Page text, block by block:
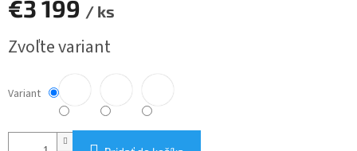
€3 199 / ks
cena:
Zvoľte variant
Variant